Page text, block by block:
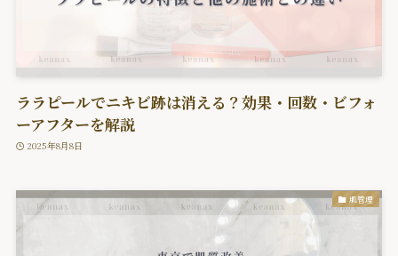
ララピールでニキビ跡は消える？効果・回数・ビフォ
ーアフターを解説
2025年8月8日
肌管理